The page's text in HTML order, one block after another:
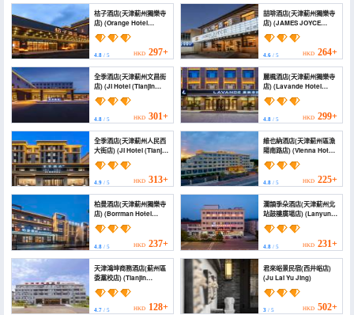
桔子酒店(天津薊州獨樂寺
店) (Orange Hotel
(Tianjin Jizhou Dule
Temple))
4.8 / 5 HKD 297+
喆啡酒店(天津薊州獨樂寺
店) (JAMES JOYCE
COFFETEL China hotel)
4.6/ 5 HKD 264+
全季酒店(天津薊州文昌街
店) (JI Hotel (Tianjin
Zhangzhou Wenchang
Street))
4.8 / 5 HKD 301+
麗楓酒店(天津薊州獨樂寺
店) (Lavande Hotel
(Tianjin Jizhou Dulesi))
4.8/ 5 HKD 299+
全季酒店(天津薊州人民西
大街店) (JI Hotel (Tianjin
Jizhou Renmin West
Street))
4.9 / 5 HKD 313+
維也納酒店(天津薊州區漁
陽南路店) (Vienna Hotel
(Jizhou District, Tianjin
Yuyang South Road))
4.8/ 5 HKD 225+
柏曼酒店(天津薊州獨樂寺
店) (Borrman Hotel
(Dule Temple, Jizhou,
Tianjin))
4.8 / 5 HKD 237+
瀾韻季朵酒店(天津薊州北
站鼓樓廣場店) (Lanyun
jiduo Hotel)
4.8/ 5 HKD 231+
天津鴻坤商務酒店(薊州區
委黨校店) (Tianjin
Hongxu Business
Hotel)
4.7 / 5 HKD 128+
君來峪景民宿(西井峪店)
(Ju Lai Yu Jing)
3/ 5 HKD 502+